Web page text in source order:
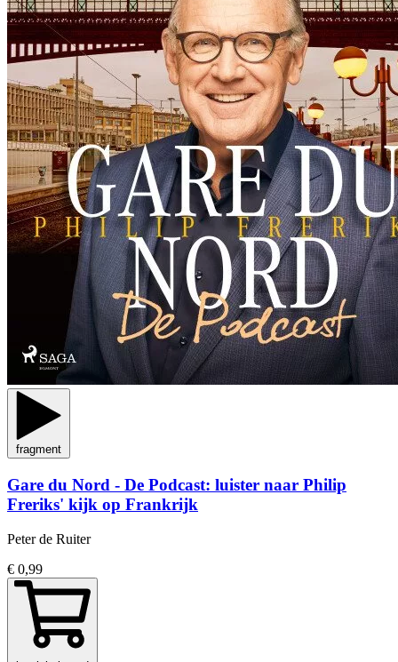
fragment
Gare du Nord - De Podcast: luister naar Philip
Freriks' kijk op Frankrijk
Peter de Ruiter
€ 0,99